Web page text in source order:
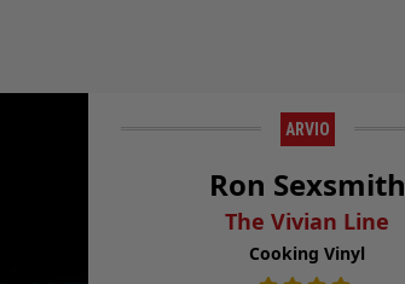
ARVIO
Ron Sexsmith
The Vivian Line
Cooking Vinyl